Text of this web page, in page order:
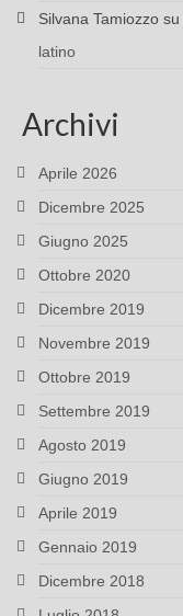
Silvana Tamiozzo su
latino
Archivi
Aprile 2026
Dicembre 2025
Giugno 2025
Ottobre 2020
Dicembre 2019
Novembre 2019
Ottobre 2019
Settembre 2019
Agosto 2019
Giugno 2019
Aprile 2019
Gennaio 2019
Dicembre 2018